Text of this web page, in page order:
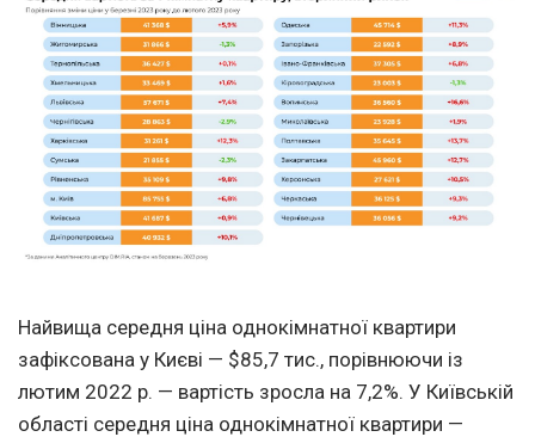
Найвища середня ціна однокімнатної квартири
зафіксована у Києві — $85,7 тис., порівнюючи із
лютим 2022 р. — вартість зросла на 7,2%. У Київській
області середня ціна однокімнатної квартири —